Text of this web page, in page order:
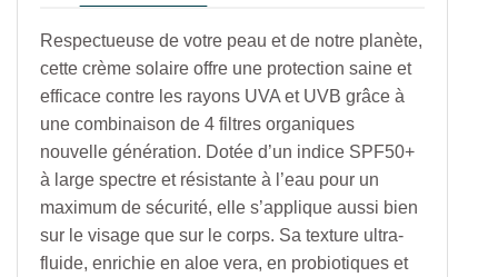
Respectueuse de votre peau et de notre planète,
cette crème solaire offre une protection saine et
efficace contre les rayons UVA et UVB grâce à
une combinaison de 4 filtres organiques
nouvelle génération. Dotée d’un indice SPF50+
à large spectre et résistante à l’eau pour un
maximum de sécurité, elle s’applique aussi bien
sur le visage que sur le corps. Sa texture ultra-
fluide, enrichie en aloe vera, en probiotiques et